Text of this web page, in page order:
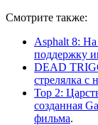
Смотрите также:
Asphalt 8: На
поддержку
DEAD
стрелялка с
Тор 2:
созданная
фильма.